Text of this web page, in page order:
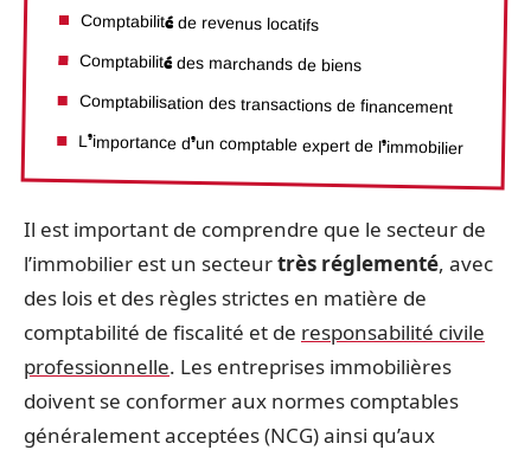
Comptabilité de revenus locatifs
Comptabilité des marchands de biens
Comptabilisation des transactions de financement
L’importance d’un comptable expert de l’immobilier
Il est important de comprendre que le secteur de
l’immobilier est un secteurtrès réglementé, avec
des lois et des règles strictes en matière de
comptabilité de fiscalité et de responsabilité civile
professionnelle. Les entreprises immobilières
doivent se conformer aux normes comptables
généralement acceptées (NCG) ainsi qu’aux